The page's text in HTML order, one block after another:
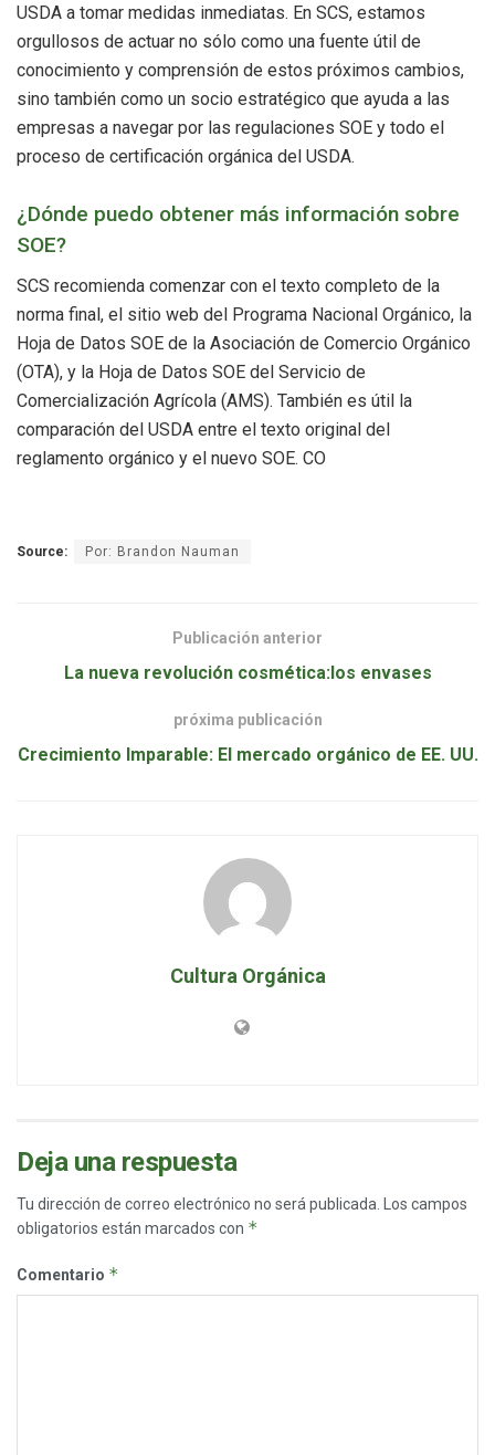
USDA a tomar medidas inmediatas. En SCS, estamos
orgullosos de actuar no sólo como una fuente útil de
conocimiento y comprensión de estos próximos cambios,
sino también como un socio estratégico que ayuda a las
empresas a navegar por las regulaciones SOE y todo el
proceso de certificación orgánica del USDA.
¿Dónde puedo obtener más información sobre
SOE?
SCS recomienda comenzar con el texto completo de la
norma final, el sitio web del Programa Nacional Orgánico, la
Hoja de Datos SOE de la Asociación de Comercio Orgánico
(OTA), y la Hoja de Datos SOE del Servicio de
Comercialización Agrícola (AMS). También es útil la
comparación del USDA entre el texto original del
reglamento orgánico y el nuevo SOE. CO
Source: Por: Brandon Nauman
Publicación anterior
La nueva revolución cosmética:los envases
próxima publicación
Crecimiento Imparable: El mercado orgánico de EE. UU.
Cultura Orgánica
Deja una respuesta
Tu dirección de correo electrónico no será publicada.
Los campos
obligatorios están marcados con *
Comentario *